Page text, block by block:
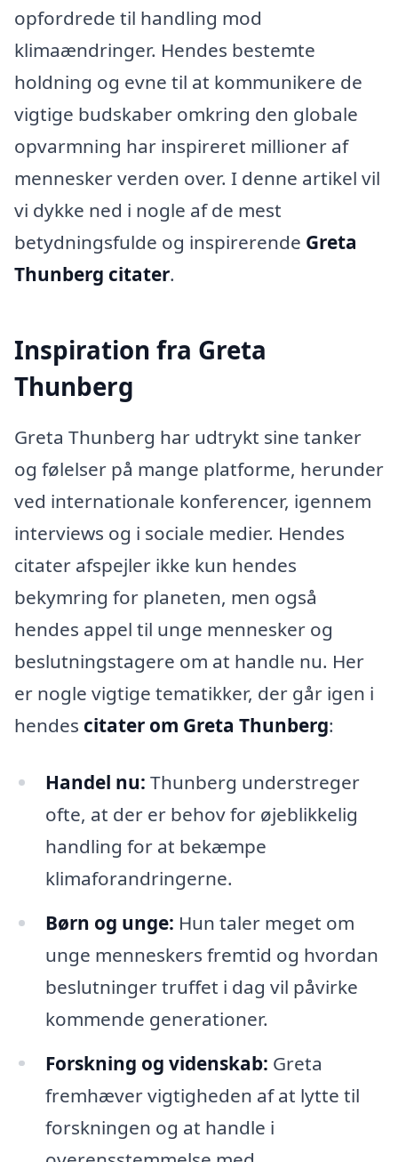
opfordrede til handling mod
klimaændringer. Hendes bestemte
holdning og evne til at kommunikere de
vigtige budskaber omkring den globale
opvarmning har inspireret millioner af
mennesker verden over. I denne artikel vil
vi dykke ned i nogle af de mest
betydningsfulde og inspirerende Greta
Thunberg citater.
Inspiration fra Greta
Thunberg
Greta Thunberg har udtrykt sine tanker
og følelser på mange platforme, herunder
ved internationale konferencer, igennem
interviews og i sociale medier. Hendes
citater afspejler ikke kun hendes
bekymring for planeten, men også
hendes appel til unge mennesker og
beslutningstagere om at handle nu. Her
er nogle vigtige tematikker, der går igen i
hendes citater om Greta Thunberg:
Handel nu: Thunberg understreger
ofte, at der er behov for øjeblikkelig
handling for at bekæmpe
klimaforandringerne.
Børn og unge: Hun taler meget om
unge menneskers fremtid og hvordan
beslutninger truffet i dag vil påvirke
kommende generationer.
Forskning og videnskab: Greta
fremhæver vigtigheden af at lytte til
forskningen og at handle i